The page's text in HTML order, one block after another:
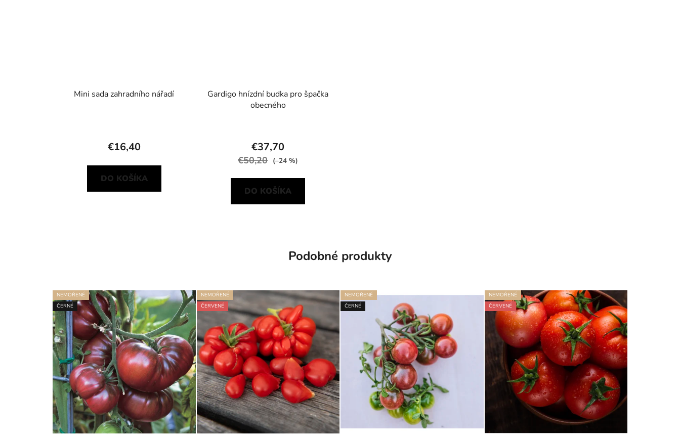
Mini sada zahradního nářadí
€16,40
DO KOŠÍKA
Gardigo hnízdní budka pro špačka
obecného
€37,70
€50,20 (–24 %)
DO KOŠÍKA
Podobné produkty
NEMOŘENÉ
ČERNÉ
NEMOŘENÉ
ČERVENÉ
NEMOŘENÉ
ČERNÉ
NEMOŘENÉ
ČERVENÉ